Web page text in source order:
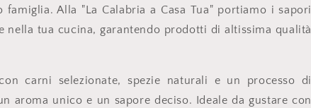
Alla "La Calabria a Casa Tua" portiamo i sapori
nella tua cucina, garantendo prodotti di altissima qualità
carni selezionate, spezie naturali e un processo di
aroma unico e un sapore deciso. Ideale da gustare con